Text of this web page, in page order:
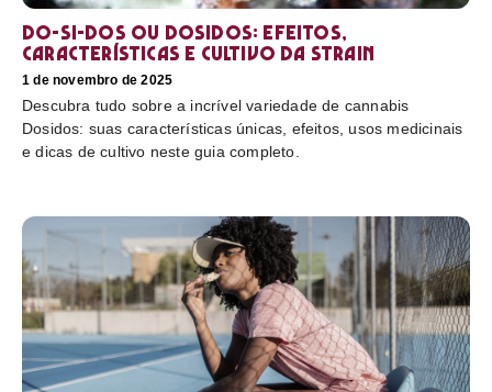
Do-Si-Dos ou Dosidos: efeitos,
características e cultivo da strain
1 de novembro de 2025
Descubra tudo sobre a incrível variedade de cannabis
Dosidos: suas características únicas, efeitos, usos medicinais
e dicas de cultivo neste guia completo.